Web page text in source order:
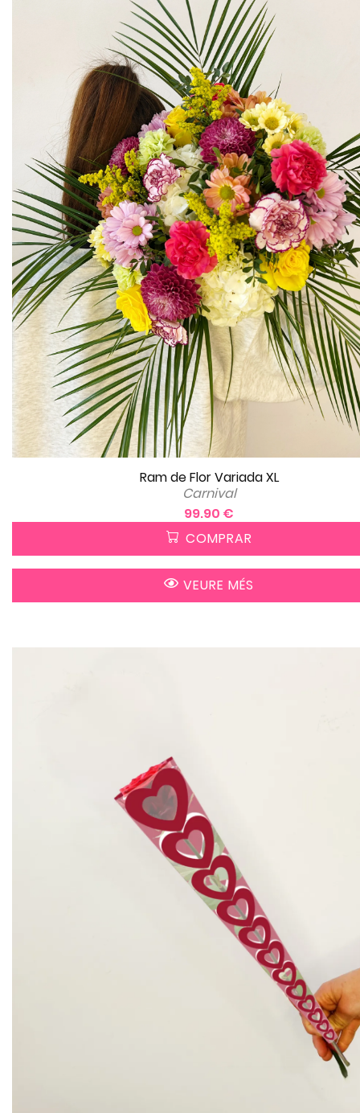
Ram de Flor Variada XL
Carnival
99.90 €
COMPRAR
VEURE MÉS